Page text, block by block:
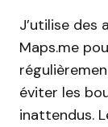
J’utilise des
Maps.me
éviter les
inattendus.